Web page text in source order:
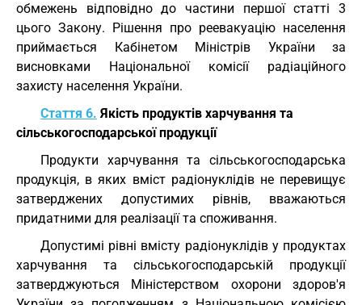
обмежень відповідно до частини першої статті 3
цього Закону. Рішення про реевакуацію населення
приймається Кабінетом Міністрів України за
висновками Національної комісії радіаційного
захисту населення України.
Стаття 6. Якість продуктів харчування та
сільськогосподарської продукції
Продукти харчування та сільськогосподарська
продукція, в яких вміст радіонуклідів не перевищує
затверджених допустимих рівнів, вважаються
придатними для реалізації та споживання.
Допустимі рівні вмісту радіонуклідів у продуктах
харчування та сільськогосподарській продукції
затверджуються Міністерством охорони здоров'я